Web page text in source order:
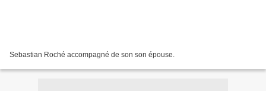
Sebastian Roché accompagné de son son épouse.